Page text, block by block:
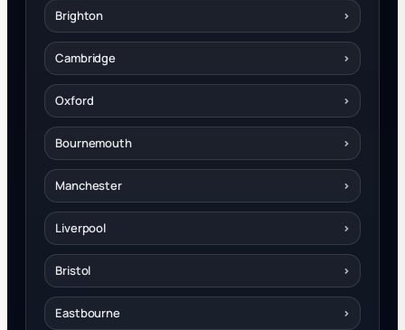
Brighton ›
Cambridge ›
Oxford ›
Bournemouth ›
Manchester ›
Liverpool ›
Bristol ›
Eastbourne ›